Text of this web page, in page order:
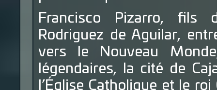
Francisco Pizarro, fils
Rodriguez de Aguilar,
vers le Nouveau
légendaires, la cité de
l’Église Catholique et le